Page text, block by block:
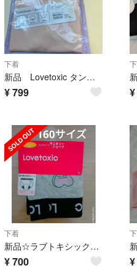
下着
新品 Lovetoxic タンクトップ ピンク 綿100% 150cm
¥799 ¥
下着
新品☆ラブトキシック サニタリーショーツ ロングシート 160サイズ
¥700 ¥